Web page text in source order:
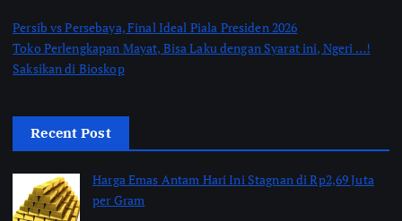
Persib vs Persebaya, Final Ideal Piala Presiden 2026
Toko Perlengkapan Mayat, Bisa Laku dengan Syarat ini, Ngeri …!
Saksikan di Bioskop
Recent Post
Harga Emas Antam Hari Ini Stagnan di Rp2,69 Juta
per Gram